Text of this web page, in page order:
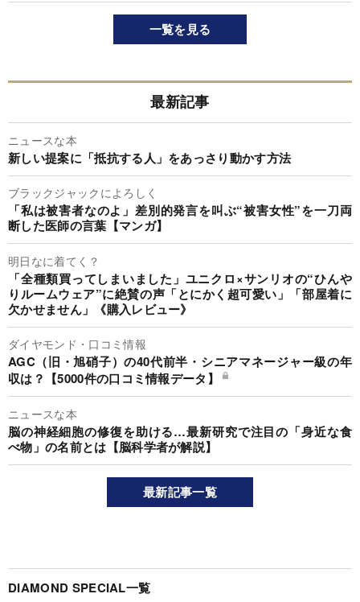
一覧を見る
最新記事
ニュースな本
新しい提案に「抵抗する人」をあっさり動かす方法
ブラックジャックによろしく
「私は被害者なのよ」差別的発言を叫ぶ“被害女性”を一刀両
断した医師の言葉【マンガ】
明日なに着てく？
「全種類買ってしまいました」ユニクロ×サンリオの“ひんや
りルームウェア”に絶賛の声「とにかく超可愛い」「部屋着に
欠かせません」《購入レビュー》
ダイヤモンド・口コミ情報
AGC（旧・旭硝子）の40代前半・シニアマネージャー級の年
収は？【5000件の口コミ情報データ】
ニュースな本
脳の神経細胞の修復を助ける…最新研究で注目の「身近な食
べ物」の名前とは【脳科学者が解説】
最新記事一覧
DIAMOND SPECIAL一覧